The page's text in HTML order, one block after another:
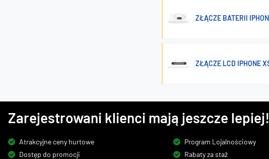
ZŁĄCZE BATERII
ZŁĄCZE LCD IPHONE
Zarejestrowani klienci mają jeszcze lepiej!
Atrakcyjne ceny hurtowe
Dostęp do promocji
Program Lojalnościowy
Rabaty za staż